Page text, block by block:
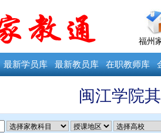
福州
最新学员库 最新教员库 在职教师库
闽江学院